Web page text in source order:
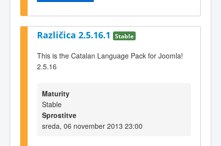
Različica 2.5.16.1 Stable
This is the Catalan Language Pack for Joomla!
2.5.16
Maturity
Stable
Sprostitve
sreda, 06 november 2013 23:00